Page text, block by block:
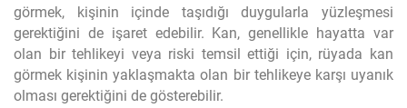
görmek, kişinin içinde taşıdığı duygularla yüzleşmesi
gerektiğini de işaret edebilir. Kan, genellikle hayatta var
olan bir tehlikeyi veya riski temsil ettiği için, rüyada kan
görmek kişinin yaklaşmakta olan bir tehlikeye karşı uyanık
olması gerektiğini de gösterebilir.